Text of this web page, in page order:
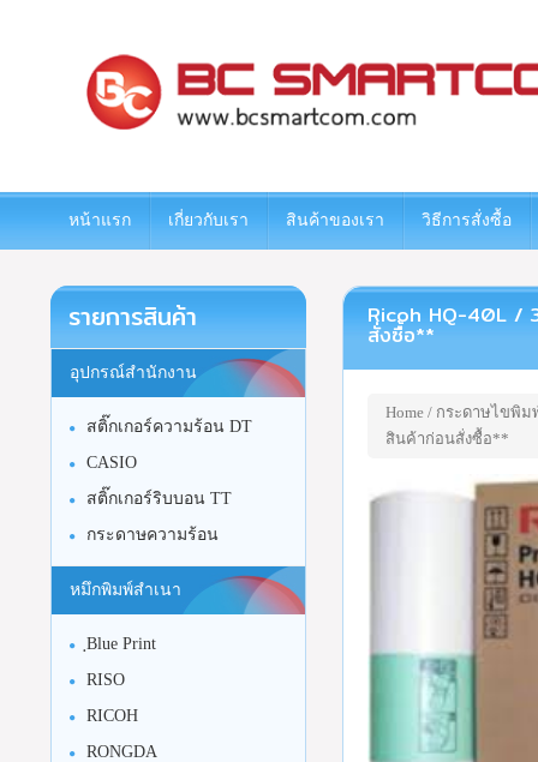
หน้าแรก เกี่ยวกับเรา สินค้าของเรา วิธีการสั่งซื้อ
Ricoh HQ-40L /
สั่งซื้อ**
Home/ กระดาษไขพิม
สินค้าก่อนสั่งซื้อ**
รายการสินค้า
อุปกรณ์สำนักงาน
สติ๊กเกอร์ความร้อน DT
CASIO
สติ๊กเกอร์ริบบอน TT
กระดาษความร้อน
หมึกพิมพ์สำเนา
ฺBlue Print
RISO
RICOH
RONGDA